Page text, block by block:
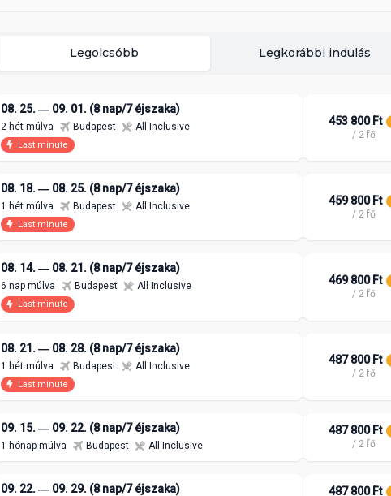
Legolcsóbb Legkorábbi indulás
08. 25. ― 09. 01. (8 nap/7 éjszaka)
2 hét múlva Budapest All Inclusive
Last minute
453 800 Ft
/ 2 fő
08. 18. ― 08. 25. (8 nap/7 éjszaka)
1 hét múlva Budapest All Inclusive
Last minute
459 800 Ft
/ 2 fő
08. 14. ― 08. 21. (8 nap/7 éjszaka)
6 nap múlva Budapest All Inclusive
Last minute
469 800 Ft
/ 2 fő
08. 21. ― 08. 28. (8 nap/7 éjszaka)
1 hét múlva Budapest All Inclusive
Last minute
487 800 Ft
/ 2 fő
09. 15. ― 09. 22. (8 nap/7 éjszaka)
1 hónap múlva Budapest All Inclusive
487 800 Ft
/ 2 fő
09. 22. ― 09. 29. (8 nap/7 éjszaka) 487 800 Ft